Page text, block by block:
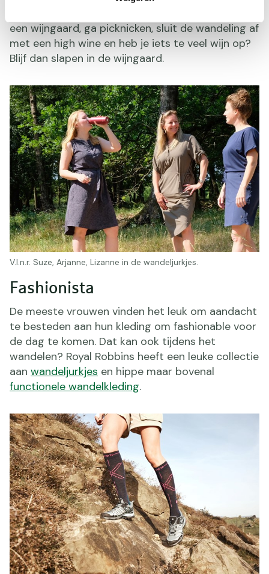
een wijngaard, ga picknicken, sluit de wandeling af
met een high wine en heb je iets te veel wijn op?
Blijf dan slapen in de wijngaard.
Fashionista
De meeste vrouwen vinden het leuk om aandacht
te besteden aan hun kleding om fashionable voor
de dag te komen. Dat kan ook tijdens het
wandelen? Royal Robbins heeft een leuke collectie
aan wandeljurkjes en hippe maar bovenal
functionele wandelkleding.
V.l.n.r. Suze, Arjanne, Lizanne in de wandeljurkjes.